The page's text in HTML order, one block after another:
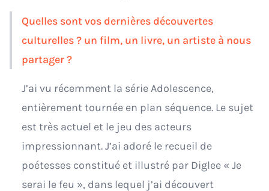
Quelles sont vos dernières découvertes
culturelles ? un film, un livre, un artiste à nous
partager ?
J’ai vu récemment la série Adolescence,
entièrement tournée en plan séquence. Le sujet
est très actuel et le jeu des acteurs
impressionnant. J’ai adoré le recueil de
poétesses constitué et illustré par Diglee « Je
serai le feu », dans lequel j’ai découvert